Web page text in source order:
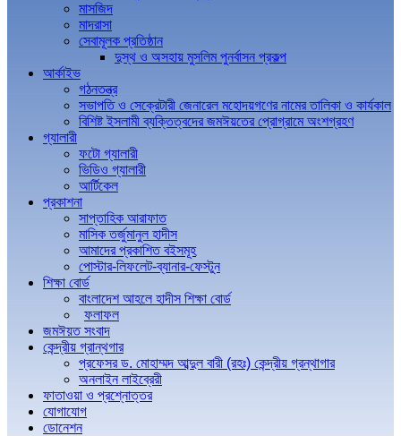
মাসজিদ
মাদরাসা
সেবামূলক প্রতিষ্ঠান
দুস্থ ও অসহায় মুসলিম পুনর্বাসন প্রকল্প
আর্কাইভ
গঠনতন্ত্র
সভাপতি ও সেক্রেটারী জেনারেল মহোদয়গণের নামের তালিকা ও কার্যকাল
বিশিষ্ট ইসলামী ব্যক্তিত্বদের জমঈয়তের প্রোগ্রামে অংশগ্রহণ
গ্যালারী
ফটো গ্যালারী
ভিডিও গ্যালারী
আর্টিকেল
প্রকাশনা
সাপ্তাহিক আরাফাত
মাসিক তর্জুমানুল হাদীস
আমাদের প্রকাশিত বইসমূহ
পোস্টার-লিফলেট-ব্যানার-ফেস্টুন
শিক্ষা বোর্ড
বাংলাদেশ আহলে হাদীস শিক্ষা বোর্ড
ফলাফল
জমঈয়ত সংবাদ
কেন্দ্রীয় গ্রান্থগার
প্রফেসর ড. মোহাম্মদ আব্দুল বারী (রহঃ) কেন্দ্রীয় গ্রন্থাগার
অনলাইন লাইব্রেরী
ফাতাওয়া ও প্রশ্নোত্তর
যোগাযোগ
ডোনেশন